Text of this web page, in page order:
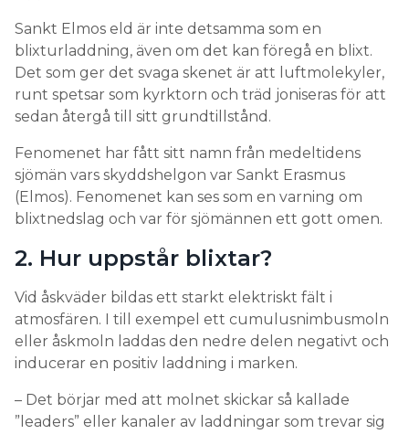
Sankt Elmos eld är inte detsamma som en
blixturladdning, även om det kan föregå en blixt.
Det som ger det svaga skenet är att luftmolekyler,
runt spetsar som kyrktorn och träd joniseras för att
sedan återgå till sitt grundtillstånd.
Fenomenet har fått sitt namn från medeltidens
sjömän vars skyddshelgon var Sankt Erasmus
(Elmos). Fenomenet kan ses som en varning om
blixtnedslag och var för sjömännen ett gott omen.
2. Hur uppstår blixtar?
Vid åskväder bildas ett starkt elektriskt fält i
atmosfären. I till exempel ett cumulusnimbusmoln
eller åskmoln laddas den nedre delen negativt och
inducerar en positiv laddning i marken.
– Det börjar med att molnet skickar så kallade
”leaders” eller kanaler av laddningar som trevar sig